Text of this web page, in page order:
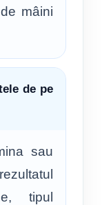
mâini
de pe
sau
tipul